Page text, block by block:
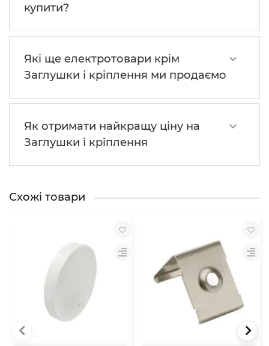
купити?
Які ще електротовари крім
Заглушки і кріплення ми продаємо
Як отримати найкращу ціну на
Заглушки і кріплення
Схожі товари